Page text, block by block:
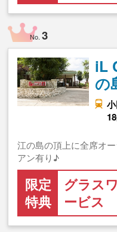
No.3
iL
の
江の島の頂上に全席オ
アン有り♪
限定
特典
グラス
ービス